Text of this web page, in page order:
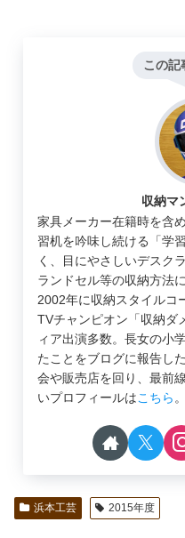
この記
収納マ
家具メーカー在籍時を含
習机を吟味し続ける「学
く、目にやさしいデスク
ランドセル等の収納方法
2002年に収納スタイルコ
TVチャンピオン「収納ダ
ィア出演多数。長女の小
たことをブログに報告し
会や販売店を回り、最前
いプロフィールはこちら。
浜本工芸 2015年度